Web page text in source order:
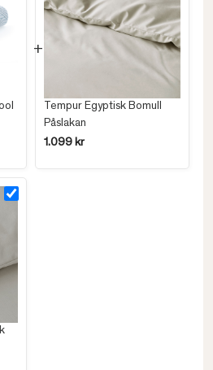
Tempur Egyptisk Bomull
Påslakan
1.099 kr